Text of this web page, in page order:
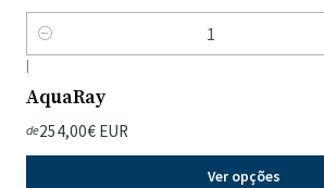
Quantidade
|
AquaRay
de254,00€ EUR
Ver opções